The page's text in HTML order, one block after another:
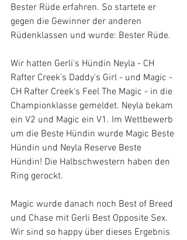
Bester Rüde erfahren. So startete er
gegen die Gewinner der anderen
Rüdenklassen und wurde: Bester Rüde.
Wir hatten Gerli's Hündin Neyla - CH
Rafter Creek's Daddy's Girl - und Magic -
CH Rafter Creek's Feel The Magic - in die
Championklasse gemeldet. Neyla bekam
ein V2 und Magic ein V1. Im Wettbewerb
um die Beste Hündin wurde Magic Beste
Hündin und Neyla Reserve Beste
Hündin! Die Halbschwestern haben den
Ring gerockt.
Magic wurde danach noch Best of Breed
und Chase mit Gerli Best Opposite Sex.
Wir sind so happy über dieses Ergebnis